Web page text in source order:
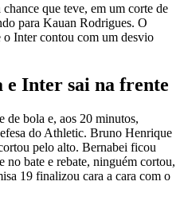
que teve, em um corte de
para Kauan Rodrigues. O
o Inter contou com um desvio
e Inter sai na frente
de bola e, aos 20 minutos,
do Athletic. Bruno Henrique
pelo alto. Bernabei ficou
no bate e rebate, ninguém cortou,
19 finalizou cara a cara com o